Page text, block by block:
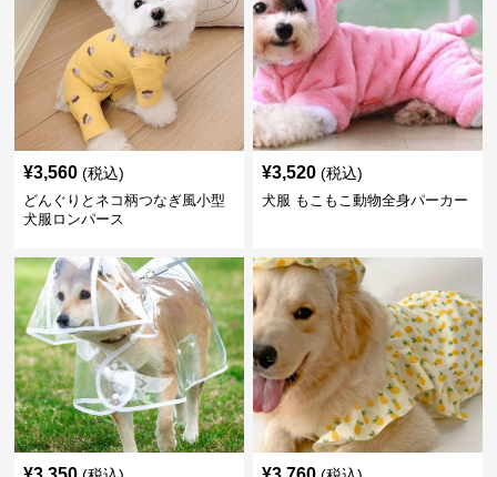
¥3,560 (税込)
どんぐりとネコ柄つなぎ風小型
犬服ロンパース
¥3,520 (税込)
犬服 もこもこ動物全身パーカー